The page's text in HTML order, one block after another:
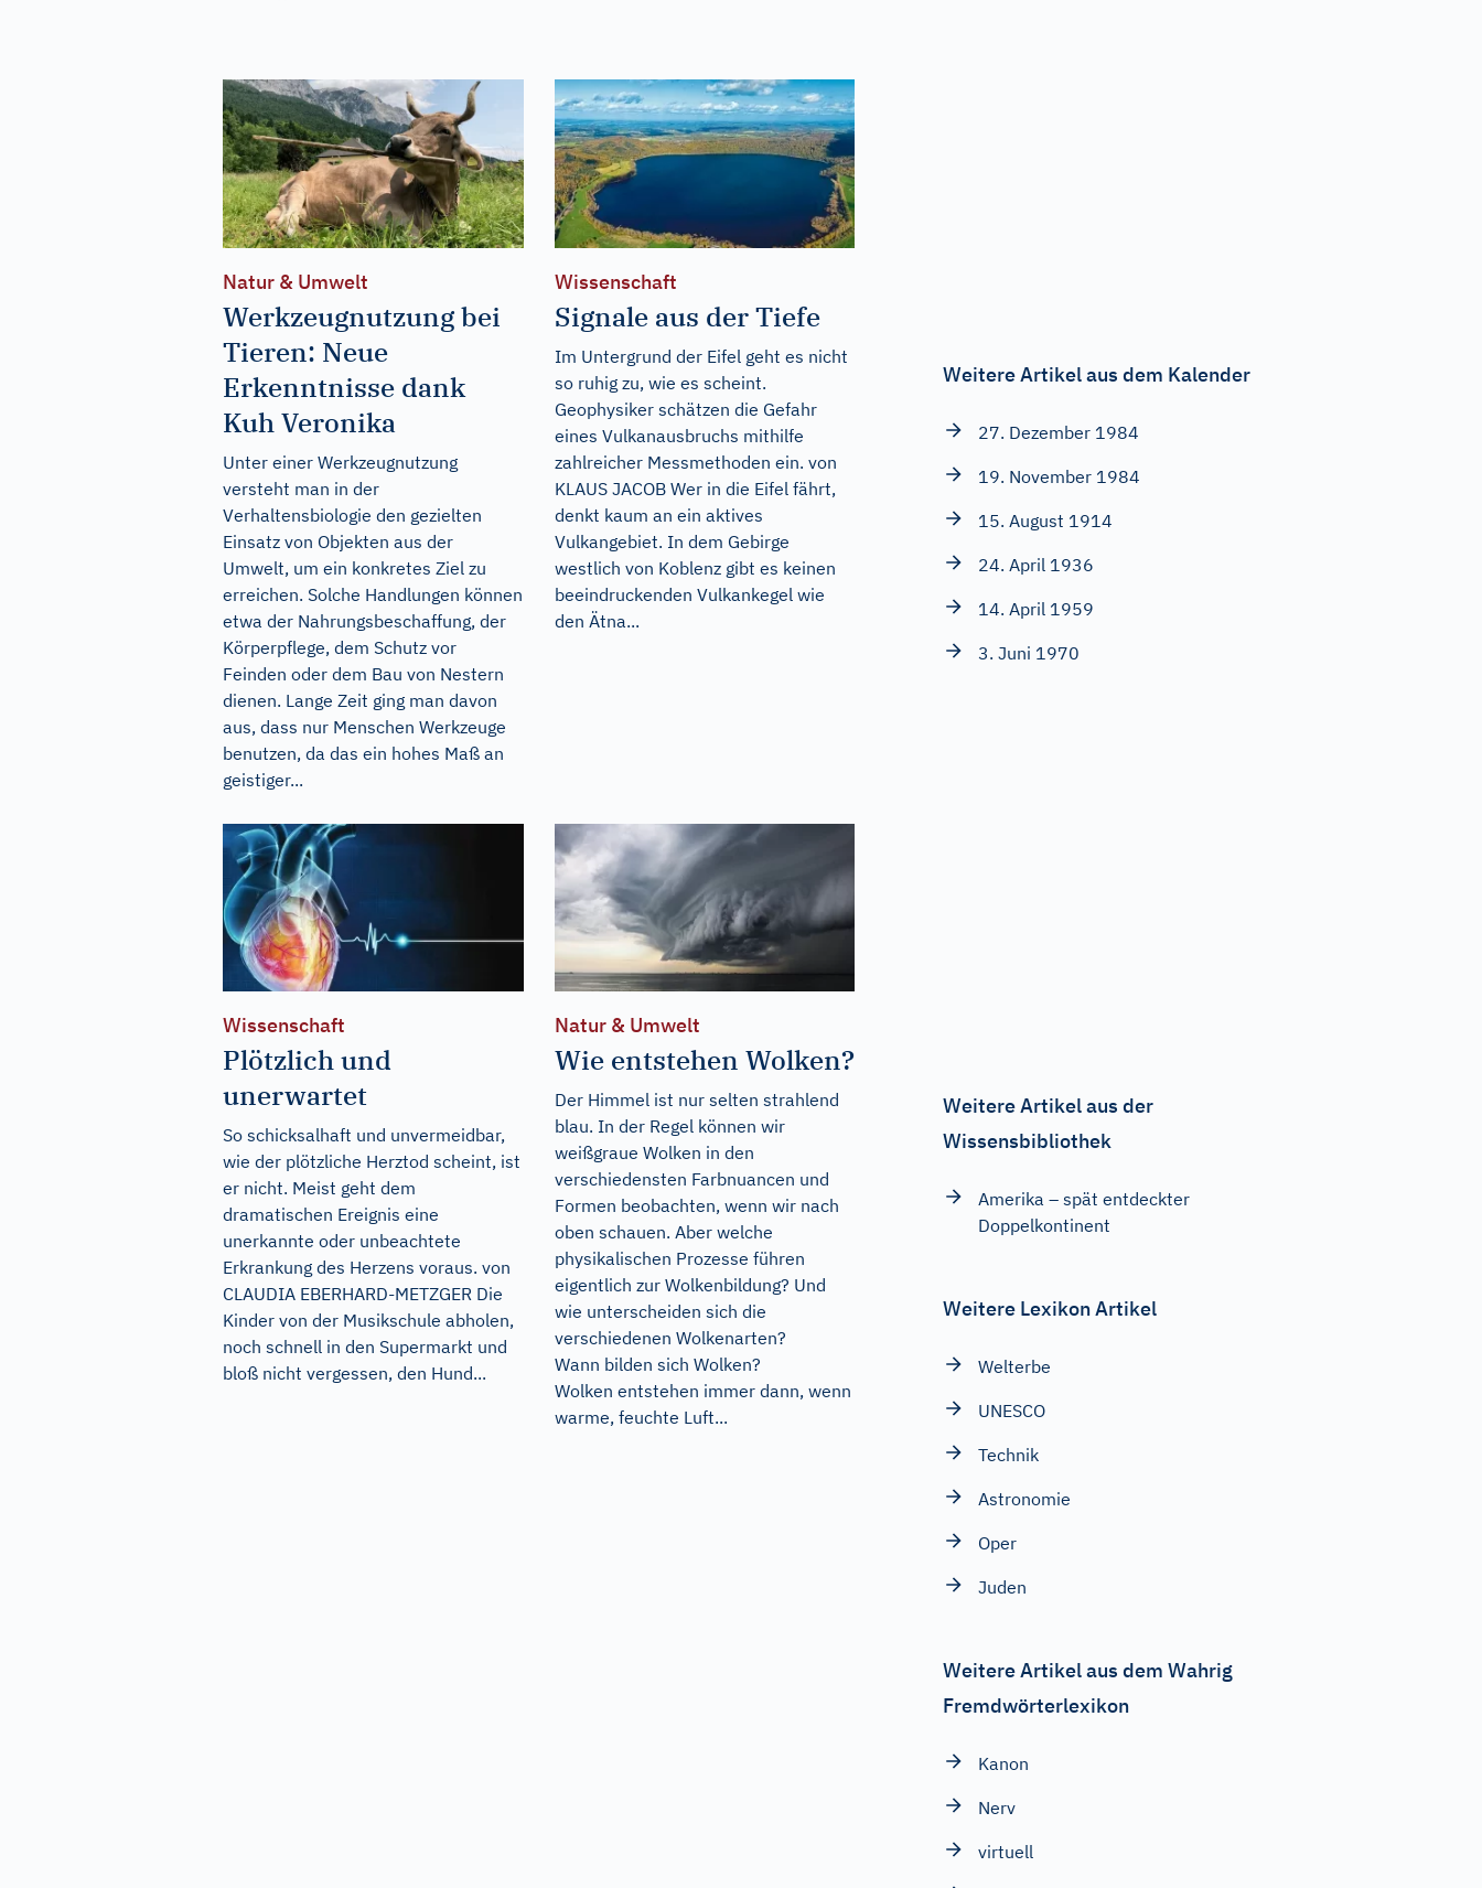
Natur & Umwelt
Werkzeugnutzung bei
Tieren: Neue
Erkenntnisse dank
Kuh Veronika
Unter einer Werkzeugnutzung
versteht man in der
Verhaltensbiologie den gezielten
Einsatz von Objekten aus der
Umwelt, um ein konkretes Ziel zu
erreichen. Solche Handlungen können
etwa der Nahrungsbeschaffung, der
Körperpflege, dem Schutz vor
Feinden oder dem Bau von Nestern
dienen. Lange Zeit ging man davon
aus, dass nur Menschen Werkzeuge
benutzen, da das ein hohes Maß an
geistiger...
Wissenschaft
Signale aus der Tiefe
Im Untergrund der Eifel geht es nicht
so ruhig zu, wie es scheint.
Geophysiker schätzen die Gefahr
eines Vulkanausbruchs mithilfe
zahlreicher Messmethoden ein. von
KLAUS JACOB Wer in die Eifel fährt,
denkt kaum an ein aktives
Vulkangebiet. In dem Gebirge
westlich von Koblenz gibt es keinen
beeindruckenden Vulkankegel wie
den Ätna...
Wissenschaft
Plötzlich und
unerwartet
So schicksalhaft und unvermeidbar,
wie der plötzliche Herztod scheint, ist
er nicht. Meist geht dem
dramatischen Ereignis eine
unerkannte oder unbeachtete
Erkrankung des Herzens voraus. von
CLAUDIA EBERHARD-METZGER Die
Kinder von der Musikschule abholen,
noch schnell in den Supermarkt und
bloß nicht vergessen, den Hund...
Natur & Umwelt
Wie entstehen Wolken?
Der Himmel ist nur selten strahlend
blau. In der Regel können wir
weißgraue Wolken in den
verschiedensten Farbnuancen und
Formen beobachten, wenn wir nach
oben schauen. Aber welche
physikalischen Prozesse führen
eigentlich zur Wolkenbildung? Und
wie unterscheiden sich die
verschiedenen Wolkenarten?
Wann bilden sich Wolken?
Wolken entstehen immer dann, wenn
warme, feuchte Luft...
Weitere Artikel aus dem Kalender
27. Dezember 1984
19. November 1984
15. August 1914
24. April 1936
14. April 1959
3. Juni 1970
Weitere Artikel aus der
Wissensbibliothek
Amerika – spät entdeckter
Doppelkontinent
Weitere Lexikon Artikel
Welterbe
UNESCO
Technik
Astronomie
Oper
Juden
Weitere Artikel aus dem Wahrig
Fremdwörterlexikon
Kanon
Nerv
virtuell